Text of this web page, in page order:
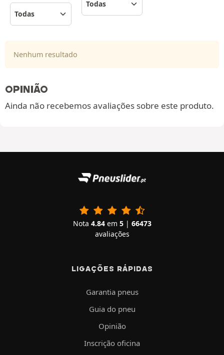
Nenhum resultado
OPINIÃO
Ainda não recebemos avaliações sobre este produto.
Nota 4.84em 5| 66473
avaliações
LIGAÇÕES RÁPIDAS
Garantia pneus
Guia do pneu
Opinião
Inscrição oficina